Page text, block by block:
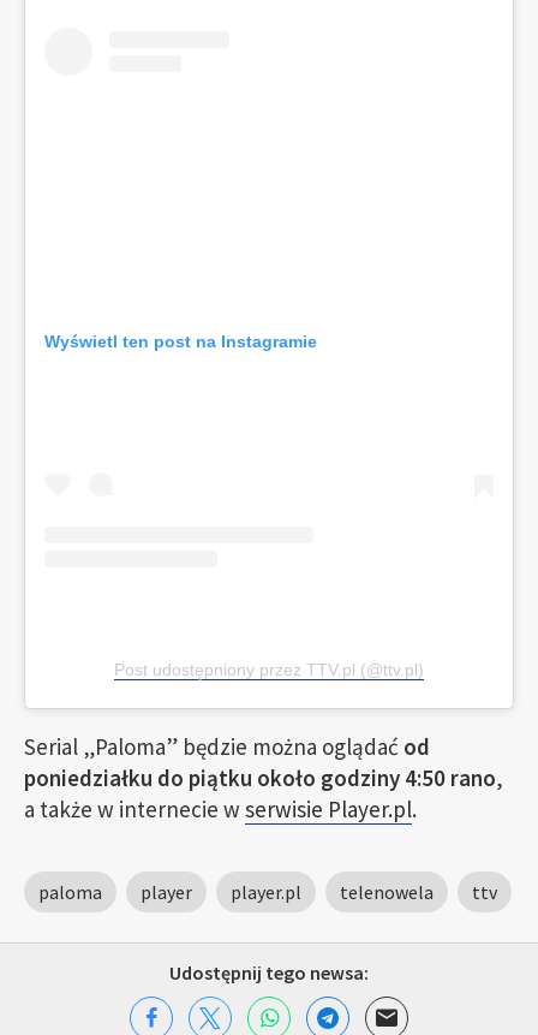
Wyświetl ten post na Instagramie
Post udostępniony przez TTV.pl (@ttv.pl)
Serial „Paloma” będzie można oglądać od
poniedziałku do piątku około godziny 4:50 rano,
a także w internecie w serwisie Player.pl.
paloma player player.pl telenowela ttv
Udostępnij tego newsa: